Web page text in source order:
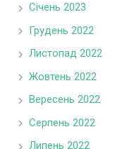
Січень 2023
Грудень 2022
Листопад 2022
Жовтень 2022
Вересень 2022
Серпень 2022
Липень 2022